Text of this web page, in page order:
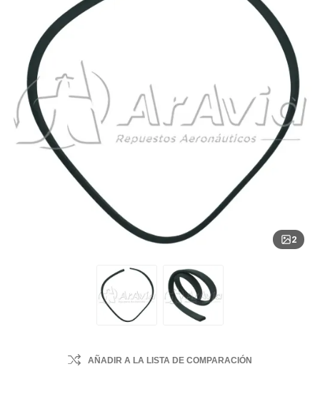
2
AÑADIR A LA LISTA DE COMPARACIÓN